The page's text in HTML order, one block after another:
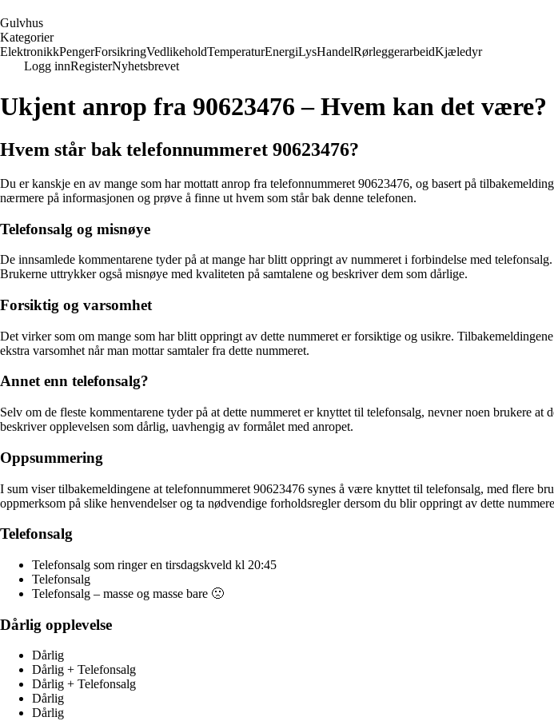
Gulvhus
Kategorier
ElektronikkPengerForsikringVedlikeholdTemperaturEnergiLysHandelRørleggerarbeidKjæledyr
Logg innRegisterNyhetsbrevet
Ukjent anrop fra 90623476 – Hvem kan det være?
Hvem står bak telefonnummeret 90623476?
Du er kanskje en av mange som har mottatt anrop fra telefonnummeret 90623476, og basert på
nærmere på informasjonen og prøve å finne ut hvem som står bak denne telefonen.
Telefonsalg og misnøye
De innsamlede kommentarene tyder på at mange har blitt oppringt av nummeret i forbindelse med
Brukerne uttrykker også misnøye med kvaliteten på samtalene og beskriver dem som dårlige.
Forsiktig og varsomhet
Det virker som om mange som har blitt oppringt av dette nummeret er forsiktige og usikre.
ekstra varsomhet når man mottar samtaler fra dette nummeret.
Annet enn telefonsalg?
Selv om de fleste kommentarene tyder på at dette nummeret er knyttet til telefonsalg, nevner noen brukere
beskriver opplevelsen som dårlig, uavhengig av formålet med anropet.
Oppsummering
I sum viser tilbakemeldingene at telefonnummeret 90623476 synes å være knyttet til telefonsalg, med flere
oppmerksom på slike henvendelser og ta nødvendige forholdsregler dersom du blir oppringt av dette
Telefonsalg
Telefonsalg som ringer en tirsdagskveld kl 20:45
Telefonsalg
Telefonsalg – masse og masse bare 🙁
Dårlig opplevelse
Dårlig
Dårlig + Telefonsalg
Dårlig + Telefonsalg
Dårlig
Dårlig